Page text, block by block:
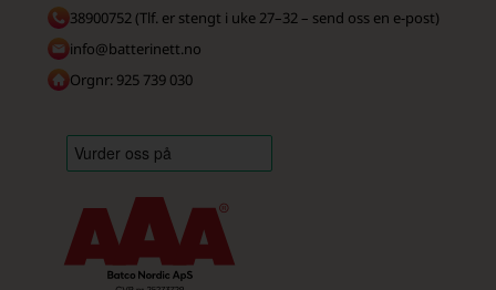
38900752 (Tlf. er stengt i uke 27–32 – send oss en e-post)
info@batterinett.no
Orgnr: 925 739 030